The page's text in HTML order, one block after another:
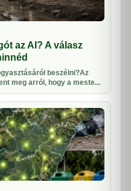
az AI? A válasz
beszélni?Az
meg arról, hogy a meste...